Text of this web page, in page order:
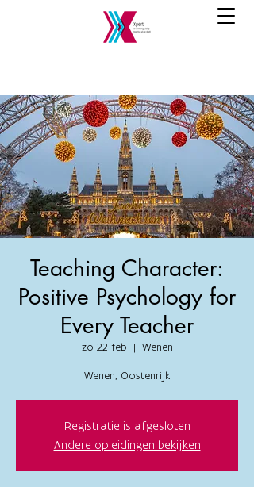
Teaching Character:
Positive Psychology for
Every Teacher
zo 22 feb
  |
Wenen
Wenen, Oostenrijk
Registratie is afgesloten
Andere opleidingen bekijken